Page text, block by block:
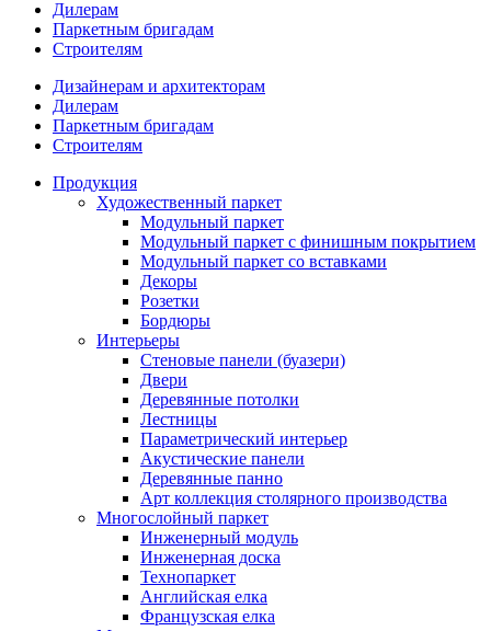
Дилерам
Паркетным бригадам
Строителям
Дизайнерам и архитекторам
Дилерам
Паркетным бригадам
Строителям
Продукция
Художественный паркет
Модульный паркет
Модульный паркет с финишным покрытием
Модульный паркет со вставками
Декоры
Розетки
Бордюры
Интерьеры
Стеновые панели (буазери)
Двери
Деревянные потолки
Лестницы
Параметрический интерьер
Акустические панели
Деревянные панно
Арт коллекция столярного производства
Многослойный паркет
Инженерный модуль
Инженерная доска
Технопаркет
Английская елка
Французская елка